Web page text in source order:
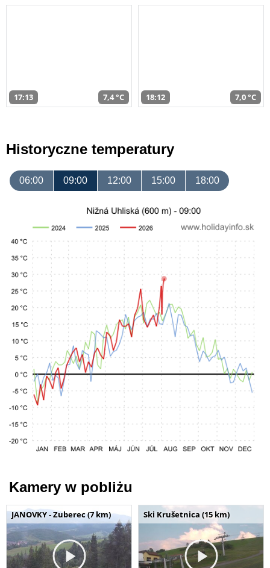
17:13 7,4 °C 18:12 7,0 °C
Historyczne temperatury
06:00 09:00 12:00 15:00 18:00
Kamery w pobliżu
JANOVKY - Zuberec (7 km) Ski Krušetnica (15 km)